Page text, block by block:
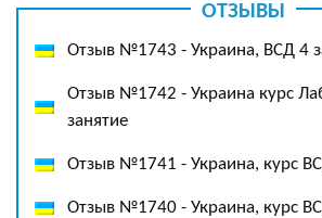
ОТЗЫВЫ
Отзыв №1743 - Украина, ВСД 4
Отзыв №1742 - Украина курс
занятие
Отзыв №1741 - Украина, курс
Отзыв №1740 - Украина, курс